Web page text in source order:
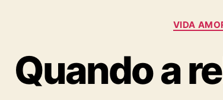
VIDA
Quando a